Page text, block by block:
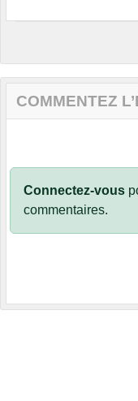
COMMENTEZ
Connectez-vous
commentaires.